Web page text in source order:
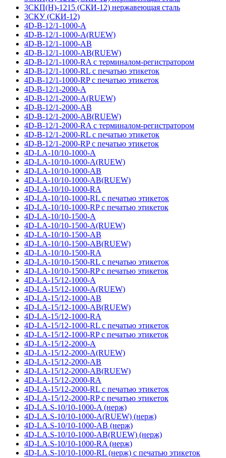
3СКП(Н)-1215 (СКИ-12) нержавеющая сталь
3СКУ (СКИ-12)
4D-B-12/1-1000-A
4D-B-12/1-1000-A(RUEW)
4D-B-12/1-1000-AB
4D-B-12/1-1000-AB(RUEW)
4D-B-12/1-1000-RA с терминалом-регистратором
4D-B-12/1-1000-RL с печатью этикеток
4D-B-12/1-1000-RP с печатью этикеток
4D-B-12/1-2000-A
4D-B-12/1-2000-A(RUEW)
4D-B-12/1-2000-AB
4D-B-12/1-2000-AB(RUEW)
4D-B-12/1-2000-RA с терминалом-регистратором
4D-B-12/1-2000-RL с печатью этикеток
4D-B-12/1-2000-RP с печатью этикеток
4D-LA-10/10-1000-A
4D-LA-10/10-1000-A(RUEW)
4D-LA-10/10-1000-AB
4D-LA-10/10-1000-AB(RUEW)
4D-LA-10/10-1000-RA
4D-LA-10/10-1000-RL с печатью этикеток
4D-LA-10/10-1000-RP с печатью этикеток
4D-LA-10/10-1500-A
4D-LA-10/10-1500-A(RUEW)
4D-LA-10/10-1500-AB
4D-LA-10/10-1500-AB(RUEW)
4D-LA-10/10-1500-RA
4D-LA-10/10-1500-RL с печатью этикеток
4D-LA-10/10-1500-RP с печатью этикеток
4D-LA-15/12-1000-A
4D-LA-15/12-1000-A(RUEW)
4D-LA-15/12-1000-AB
4D-LA-15/12-1000-AB(RUEW)
4D-LA-15/12-1000-RA
4D-LA-15/12-1000-RL с печатью этикеток
4D-LA-15/12-1000-RP с печатью этикеток
4D-LA-15/12-2000-A
4D-LA-15/12-2000-A(RUEW)
4D-LA-15/12-2000-AB
4D-LA-15/12-2000-AB(RUEW)
4D-LA-15/12-2000-RA
4D-LA-15/12-2000-RL с печатью этикеток
4D-LA-15/12-2000-RP с печатью этикеток
4D-LA.S-10/10-1000-A (нерж)
4D-LA.S-10/10-1000-A(RUEW) (нерж)
4D-LA.S-10/10-1000-AB (нерж)
4D-LA.S-10/10-1000-AB(RUEW) (нерж)
4D-LA.S-10/10-1000-RA (нерж)
4D-LA.S-10/10-1000-RL (нерж) с печатью этикеток